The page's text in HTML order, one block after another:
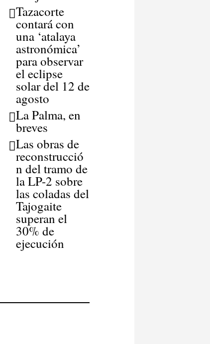
Tazacorte
contará con
una ‘atalaya
astronómica’
para observar
el eclipse
solar del 12 de
agosto
La Palma, en
breves
Las obras de
reconstrucció
n del tramo de
la LP-2 sobre
las coladas del
Tajogaite
superan el
30% de
ejecución